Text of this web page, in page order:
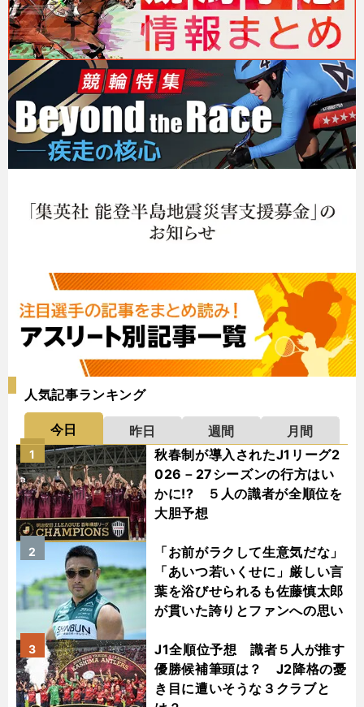
人気記事ランキング
今日 昨日 週間
月間
秋春制が導入されたJ1リーグ2
026－27シーズンの行方はい
かに!? ５人の識者が全順位を
大胆予想
1
「お前がラクして生意気だな」
「あいつ若いくせに」厳しい言
葉を浴びせられるも佐藤慎太郎
が貫いた誇りとファンへの思い
2
J1全順位予想 識者５人が推す
優勝候補筆頭は？ J2降格の憂
き目に遭いそうな３クラブと
3